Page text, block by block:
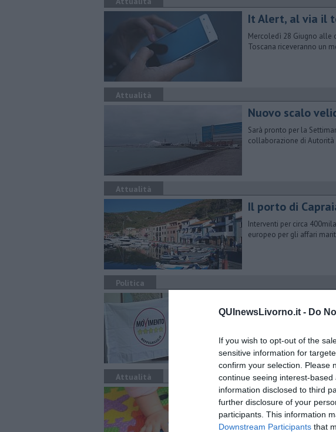
QUInewsLivorno.it - Do
If you wish to opt-out of the
sensitive information for
confirm your selection. Please
continue seeing interest-
information disclosed to third
further disclosure of your
participants. This information
Downstream Participants that
It Alert, al via il
Mercoledì 28 Giugno alle
Toscana riceveranno un
Attualità
Nuovo scalo
Sarà pronto per la
collaborazione di Autorità
Attualità
Il porto di
Interventi per circa
europeo per gli affari
Politica
La consigliera regionale
Attualità
Nidi gratis, Isee
La Regione Toscana ha
famiglie nel sostegno